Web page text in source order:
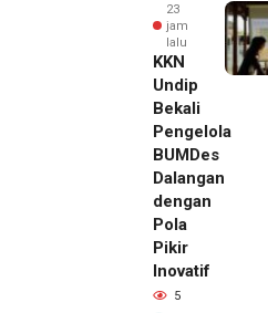
23
jam
lalu
KKN
Undip
Bekali
Pengelola
BUMDes
Dalangan
dengan
Pola
Pikir
Inovatif
5
22 jam lalu
Pemilik